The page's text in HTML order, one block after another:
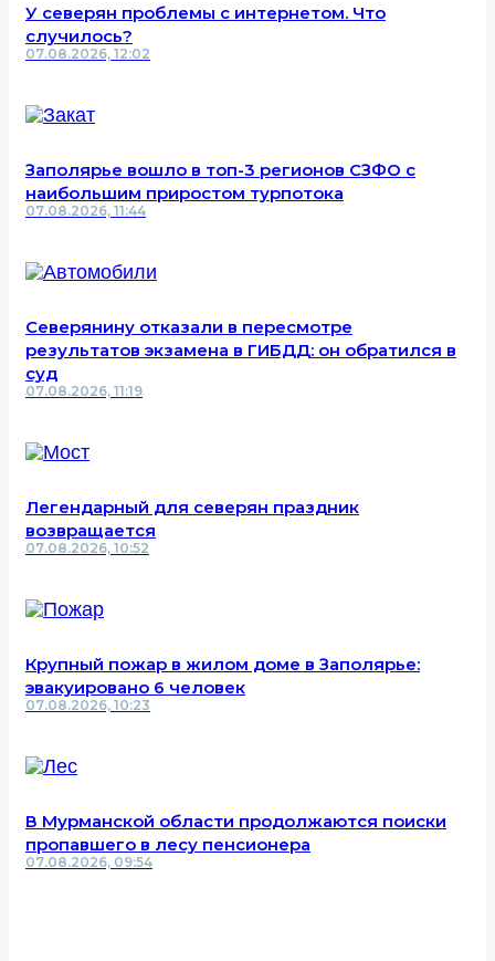
У северян проблемы с интернетом. Что
случилось?
07.08.2026, 12:02
Заполярье вошло в топ-3 регионов СЗФО с
наибольшим приростом турпотока
07.08.2026, 11:44
Северянину отказали в пересмотре
результатов экзамена в ГИБДД: он обратился в
суд
07.08.2026, 11:19
Легендарный для северян праздник
возвращается
07.08.2026, 10:52
Крупный пожар в жилом доме в Заполярье:
эвакуировано 6 человек
07.08.2026, 10:23
В Мурманской области продолжаются поиски
пропавшего в лесу пенсионера
07.08.2026, 09:54